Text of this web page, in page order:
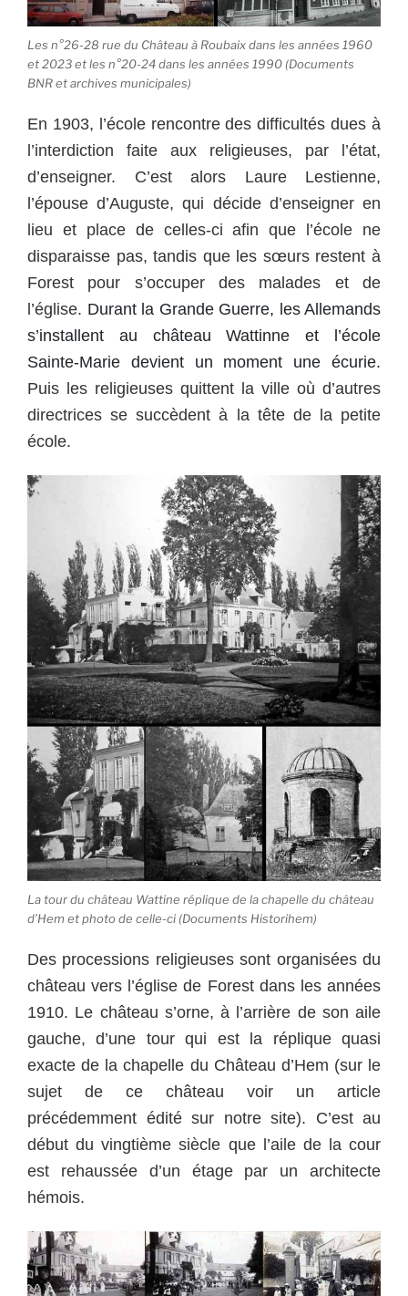
Les n°26-28 rue du Château à Roubaix dans les années 1960
et 2023 et les n°20-24 dans les années 1990 (Documents
BNR et archives municipales)
En 1903, l’école rencontre des difficultés dues à
l’interdiction faite aux religieuses, par l’état,
d’enseigner. C’est alors Laure Lestienne,
l’épouse d’Auguste, qui décide d’enseigner en
lieu et place de celles-ci afin que l’école ne
disparaisse pas, tandis que les sœurs restent à
Forest pour s’occuper des malades et de
l’église. Durant la Grande Guerre, les Allemands
s’installent au château Wattinne et l’école
Sainte-Marie devient un moment une écurie.
Puis les religieuses quittent la ville où d’autres
directrices se succèdent à la tête de la petite
école.
La tour du château Wattine réplique de la chapelle du château
d’Hem et photo de celle-ci (Documents Historihem)
Des processions religieuses sont organisées du
château vers l’église de Forest dans les années
1910. Le château s’orne, à l’arrière de son aile
gauche, d’une tour qui est la réplique quasi
exacte de la chapelle du Château d’Hem (sur le
sujet de ce château voir un article
précédemment édité sur notre site). C’est au
début du vingtième siècle que l’aile de la cour
est rehaussée d’un étage par un architecte
hémois.